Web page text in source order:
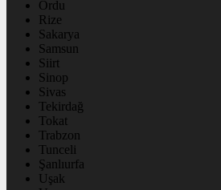
Ordu
Rize
Sakarya
Samsun
Siirt
Sinop
Sivas
Tekirdağ
Tokat
Trabzon
Tunceli
Şanlıurfa
Uşak